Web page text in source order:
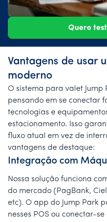
Quero
Vantagens de usar
moderno
O sistema para valet Jump
pensando em se conectar
tecnologias e
estacionamento. Isso
fluxo atual em vez de
vantagens de destaque:
Integração com
Nossa solução funciona
do mercado (PagBank,
etc). O app do Jump Park
nesses POS ou conectar-